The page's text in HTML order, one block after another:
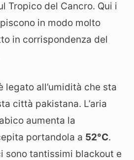
Tropico del Cancro. Qui i
in modo molto
in corrispondenza del
legato all’umidità che sta
città pakistana. L’aria
aumenta la
portandola a 52°C.
sono tantissimi blackout e